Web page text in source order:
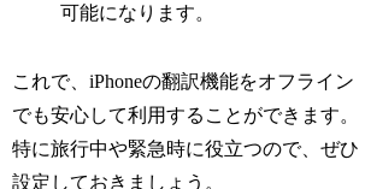
可能になります。
これで、iPhoneの翻訳機能をオフライン
でも安心して利用することができます。
特に旅行中や緊急時に役立つので、ぜひ
設定しておきましょう。